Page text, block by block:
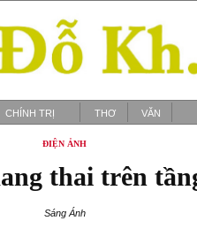
CHÍNH TRỊ THƠ VĂN
ĐIỆN ẢNH
thai trên
Sáng Ánh